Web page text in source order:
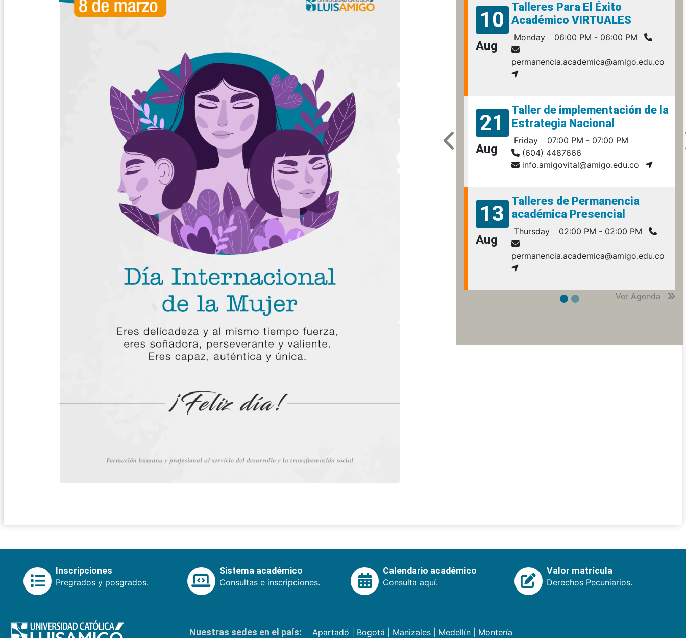
10
Aug
Talleres Para El Éxito
Académico VIRTUALES
Monday 06:00 PM - 06:00 PM
permanencia.academica@amigo.edu.co
21
Aug
Taller de implementación de la
Estrategia Nacional
Friday
07:00 PM - 07:00 PM
(604) 4487666
info.amigovital@amigo.edu.co
13
Aug
Talleres de Permanencia
académica Presencial
Thursday 02:00 PM - 02:00 PM
permanencia.academica@amigo.edu.co
Ver Agenda
Inscripciones
Pregrados y posgrados.
Sistema académico
Consultas e inscripciones.
Calendario académico
Consulta aquí.
Valor matrícula
Derechos Pecuniarios.
Nuestras sedes en el país: Apartadó Bogotá Manizales| Medellín| Montería